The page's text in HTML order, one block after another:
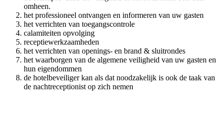
omheen.
het professioneel ontvangen en informeren van uw gasten
het verrichten van toegangscontrole
calamiteiten opvolging
receptiewerkzaamheden
het verrichten van openings- en brand & sluitrondes
het waarborgen van de algemene veiligheid van uw gasten en
hun eigendommen
de hotelbeveiliger kan als dat noodzakelijk is ook de taak van
de nachtreceptionist op zich nemen